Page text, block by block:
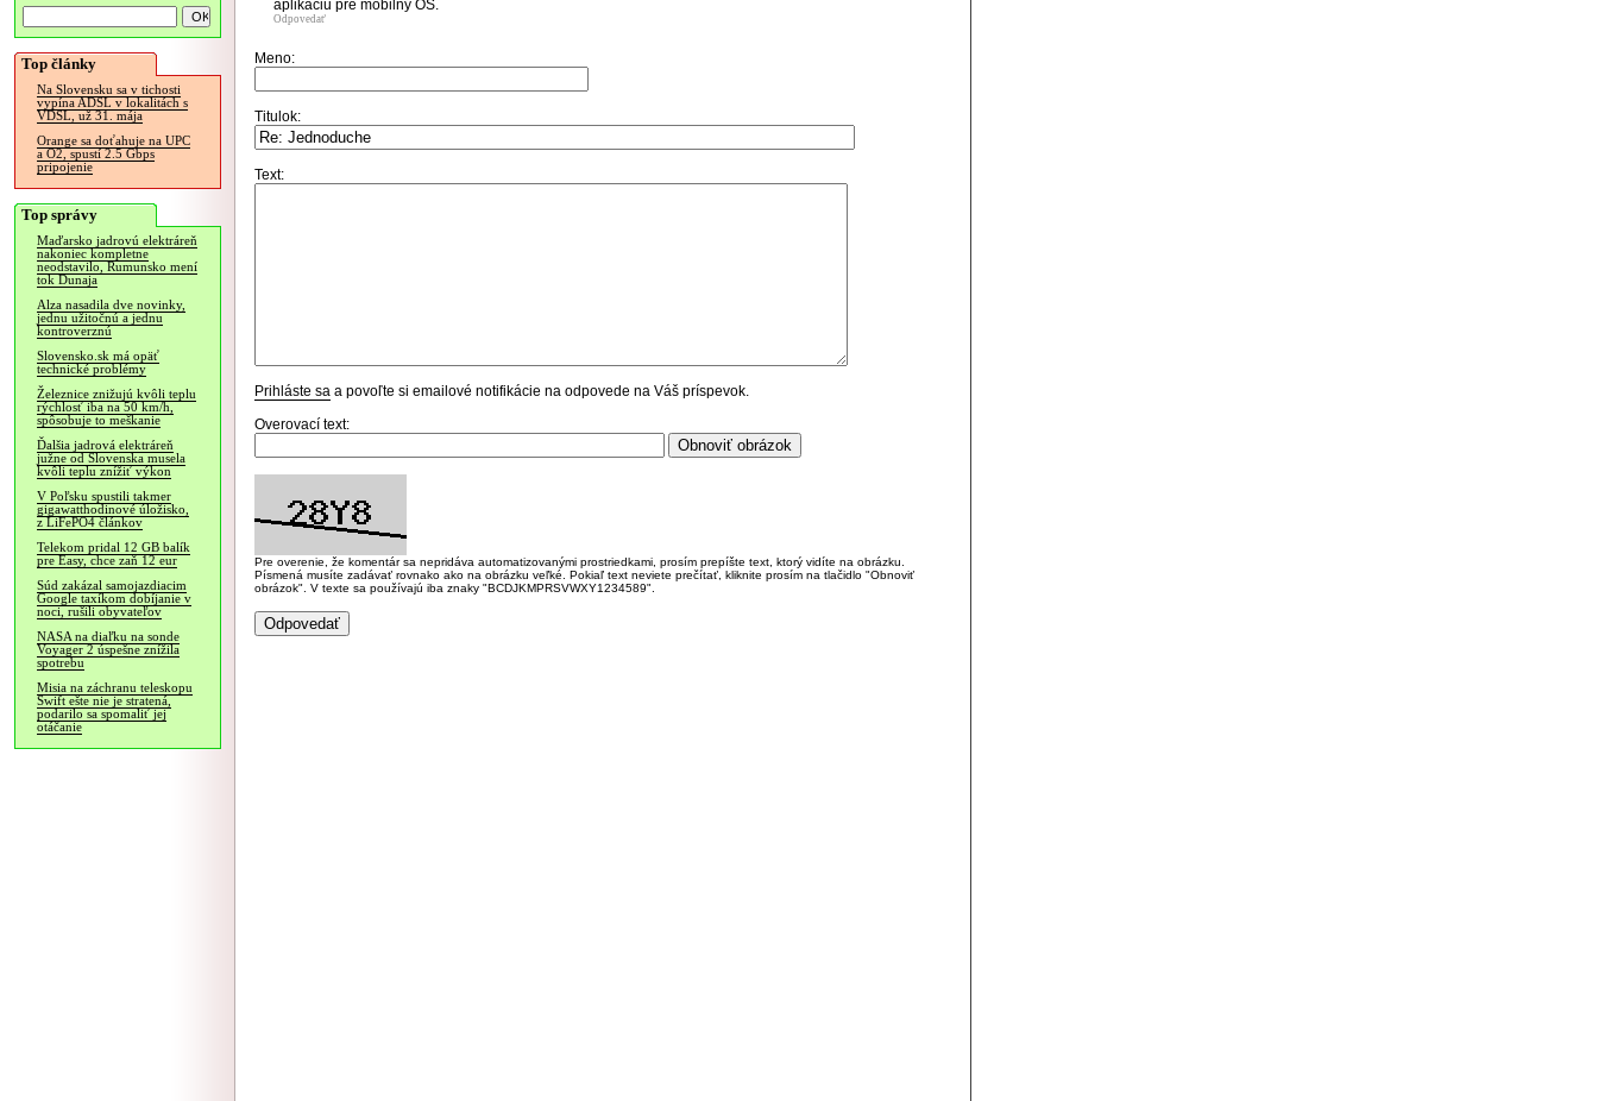
Top články
Na Slovensku sa v tichosti
vypína ADSL v lokalitách s
VDSL, už 31. mája
Orange sa doťahuje na UPC
a O2, spustí 2.5 Gbps
pripojenie
Top správy
Maďarsko jadrovú elektráreň
nakoniec kompletne
neodstavilo, Rumunsko mení
tok Dunaja
Alza nasadila dve novinky,
jednu užitočnú a jednu
kontroverznú
Slovensko.sk má opäť
technické problémy
Železnice znižujú kvôli teplu
rýchlosť iba na 50 km/h,
spôsobuje to meškanie
Ďalšia jadrová elektráreň
južne od Slovenska musela
kvôli teplu znížiť výkon
V Poľsku spustili takmer
gigawatthodinové úložisko,
z LiFePO4 článkov
Telekom pridal 12 GB balík
pre Easy, chce zaň 12 eur
Súd zakázal samojazdiacim
Google taxíkom dobíjanie v
noci, rušili obyvateľov
NASA na diaľku na sonde
Voyager 2 úspešne znížila
spotrebu
Misia na záchranu teleskopu
Swift ešte nie je stratená,
podarilo sa spomaliť jej
otáčanie
aplikáciu pre mobilný OS.
Odpovedať
Meno:
Titulok:
Text:
Prihláste sa a povoľte si emailové notifikácie na odpovede na Váš príspevok.
Overovací text:
Pre overenie, že komentár sa nepridáva automatizovanými prostriedkami, prosím prepíšte text, ktorý vidíte na obrázku.
Písmená musíte zadávať rovnako ako na obrázku veľké. Pokiaľ text neviete prečítať, kliknite prosím na tlačidlo "Obnoviť
obrázok". V texte sa používajú iba znaky "BCDJKMPRSVWXY1234589".